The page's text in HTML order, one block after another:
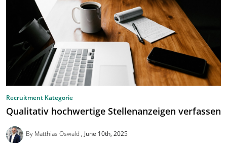
Recruitment Kategorie
Qualitativ hochwertige Stellenanzeigen verfassen
By Matthias Oswald June 10th, 2025